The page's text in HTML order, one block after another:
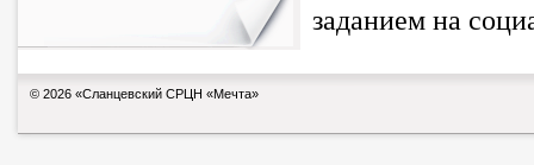
заданием на
© 2026 «Сланцевский СРЦН «Мечта»